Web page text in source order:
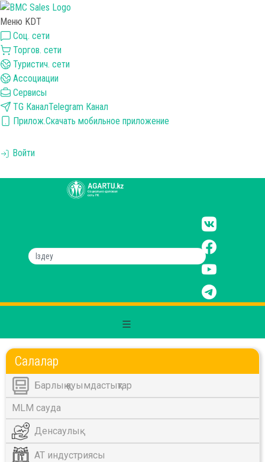
Меню KDT
Соц. сети
Торгов. сети
Туристич. сети
Ассоциации
Сервисы
TG КаналTelegram Канал
Прилож.Скачать мобильное приложение
Войти
Салалар
Барлық қауымдастықтар
MLM сауда
Денсаулық
АТ индустриясы